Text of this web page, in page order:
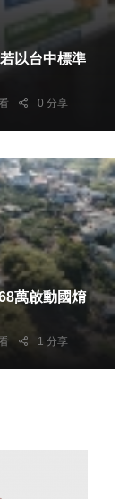
0 分享
萬啟動國焴
1 分享